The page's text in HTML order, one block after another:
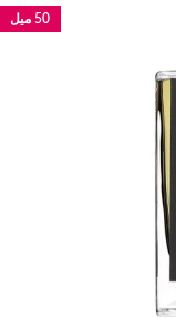
50 میل